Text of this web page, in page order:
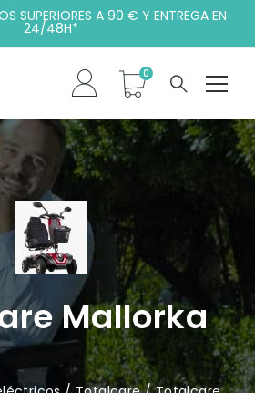
SUPERIORES A 90 € Y ENTREGA EN
24/48H*
Mallorka